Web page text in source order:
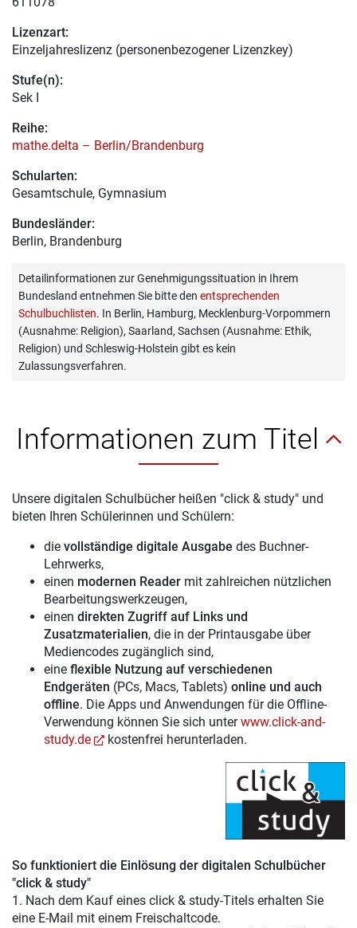
Lizenzart:
Einzeljahreslizenz (personenbezogener Lizenzkey)
Stufe(n):
Sek I
Reihe:
mathe.delta – Berlin/Brandenburg
Schularten:
Gesamtschule, Gymnasium
Bundesländer:
Berlin, Brandenburg
Detailinformationen zur Genehmigungssituation in Ihrem
Bundesland entnehmen Sie bitte den entsprechenden
Schulbuchlisten. In Berlin, Hamburg, Mecklenburg-Vorpommern
(Ausnahme: Religion), Saarland, Sachsen (Ausnahme: Ethik,
Religion) und Schleswig-Holstein gibt es kein
Zulassungsverfahren.
Informationen zum Titel
Unsere digitalen Schulbücher heißen "click & study" und
bieten Ihren Schülerinnen und Schülern:
die vollständige digitale Ausgabe des Buchner-
Lehrwerks,
einen modernen Reader mit zahlreichen nützlichen
Bearbeitungswerkzeugen,
einen direkten Zugriff auf Links und
Zusatzmaterialien, die in der Printausgabe über
Mediencodes zugänglich sind,
eine flexible Nutzung auf verschiedenen
Endgeräten (PCs, Macs, Tablets) online und auch
offline. Die Apps und Anwendungen für die Offline-
Verwendung können Sie sich unterwww.click-and-
study.de
kostenfrei herunterladen.
So funktioniert die Einlösung der digitalen Schulbücher
"click & study"
1. Nach dem Kauf eines click & study-Titels erhalten Sie
eine E-Mail mit einem Freischaltcode.